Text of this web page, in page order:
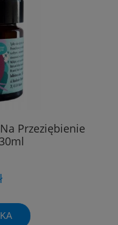
Przeziębienie